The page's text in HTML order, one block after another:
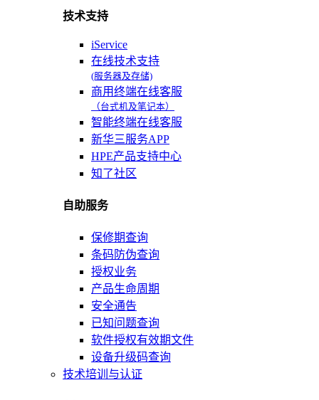
技术支持
iService
在线技术支持
(服务器及存储)
商用终端在线客服
（台式机及笔记本）
智能终端在线客服
新华三服务APP
HPE产品支持中心
知了社区
自助服务
保修期查询
条码防伪查询
授权业务
产品生命周期
安全通告
已知问题查询
软件授权有效期文件
设备升级码查询
技术培训与认证